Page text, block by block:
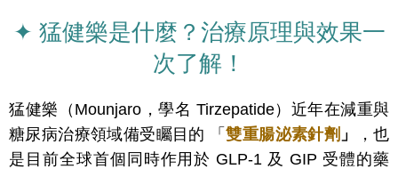
✦ 猛健樂是什麼？治療原理與效果一
次了解！
猛健樂（Mounjaro，學名 Tirzepatide）近年在減重與
糖尿病治療領域備受矚目的 「雙重腸泌素針劑 」
，也
是目前全球首個同時作用於 GLP-1 及 GIP 受體的藥